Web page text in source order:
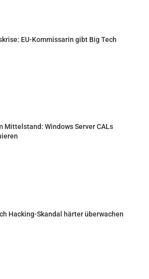
EU-Kommissarin gibt Big Tech
Mittelstand: Windows Server CALs
Hacking-Skandal härter überwachen